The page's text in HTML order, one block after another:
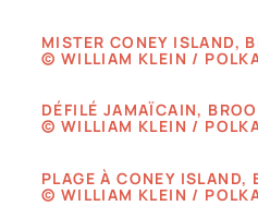
MISTER CONEY ISLAND,
© WILLIAM KLEIN /
DÉFILÉ JAMAÏCAIN,
© WILLIAM KLEIN /
PLAGE À CONEY ISLAND,
© WILLIAM KLEIN /